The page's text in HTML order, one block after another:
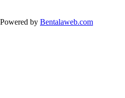
by Bentalaweb.com